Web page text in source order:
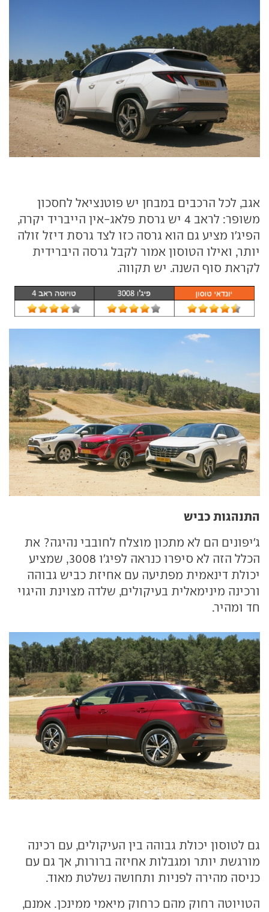
אגב, לכל הרכבים במבחן יש פוטנציאל לחסכון
משופר: לראב 4 יש גרסת פלאג-אין הייבריד יקרה,
הפיג'ו מציע גם הוא גרסה כזו לצד גרסת דיזל זולה
יותר, ואילו הטוסון אמור לקבל גרסה היברידית
לקראת סוף השנה. יש תקווה.
התנהגות כביש
ג'יפונים הם לא מתכון מוצלח לחובבי נהיגה? את
הכלל הזה לא סיפרו כנראה לפיג'ו 3008, שמציע
יכולת דינאמית מפתיעה עם אחיזת כביש גבוהה
ורכינה מינימאלית בעיקולים, שלדה מצוינת והיגוי
חד ומהיר.
גם לטוסון יכולת גבוהה בין העיקולים, עם רכינה
מורגשת יותר ומגבלות אחיזה ברורות, אך גם עם
כניסה מהירה לפניות ותחושה נשלטת מאוד.
הטויוטה רחוק מהם כרחוק מיאמי ממינכן. אמנם,